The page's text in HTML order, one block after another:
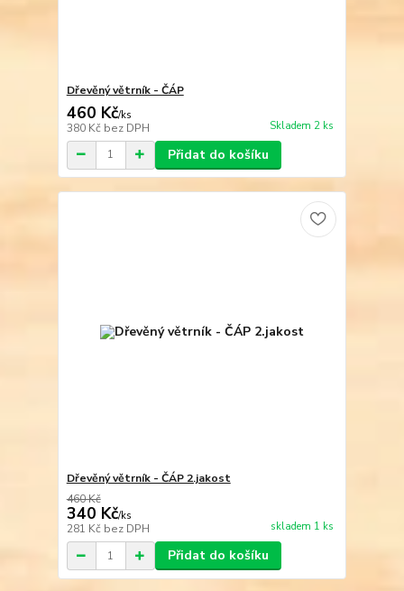
Dřevěný větrník - ČÁP
460 Kč/ks
380 Kč bez DPH Skladem 2 ks
Přidat do košíku
Dřevěný větrník - ČÁP 2.jakost
460 Kč
340 Kč/ks
281 Kč bez DPH skladem 1 ks
Přidat do košíku